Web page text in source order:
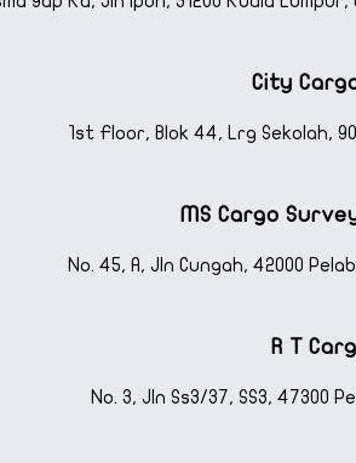
City
1st Floor, Blok 44, Lrg Sekolah,
MS Cargo
No. 45, A, Jln Cungah, 42000
R T
No. 3, Jln Ss3/37, SS3, 47300